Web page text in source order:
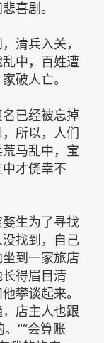
喜剧。
清兵入关，
中，百姓遭
破人亡。
已经被忘掉
所以，人们
马乱中，宝
才侥幸不
生为了寻找
找到，自己
到一家旅店
得眉目清
攀谈起来。
店主人也跟
”“会算账